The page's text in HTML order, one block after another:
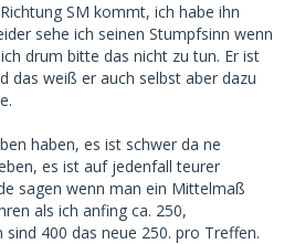
SM kommt, ich habe ihn
sehe ich seinen Stumpfsinn wenn
drum bitte das nicht zu tun. Er ist
das weiß er auch selbst aber dazu
haben, es ist schwer da ne
es ist auf jedenfall teurer
sagen wenn man ein Mittelmaß
als ich anfing ca. 250,
400 das neue 250. pro Treffen.